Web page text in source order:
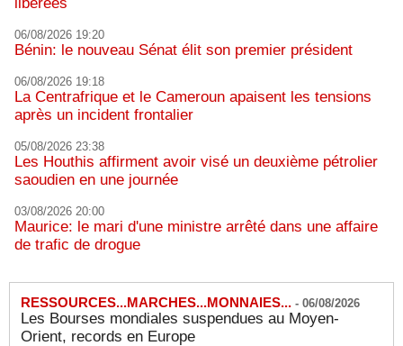
06/08/2026 19:20
Bénin: le nouveau Sénat élit son premier président
06/08/2026 19:18
La Centrafrique et le Cameroun apaisent les tensions
après un incident frontalier
05/08/2026 23:38
Les Houthis affirment avoir visé un deuxième pétrolier
saoudien en une journée
03/08/2026 20:00
Maurice: le mari d'une ministre arrêté dans une affaire
de trafic de drogue
RESSOURCES...MARCHES...MONNAIES... - 06/08/2026
Les Bourses mondiales suspendues au Moyen-
Orient, records en Europe